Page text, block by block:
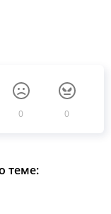
0 0
теме: